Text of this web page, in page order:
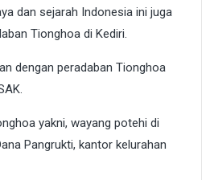
dan sejarah Indonesia ini juga
Tionghoa di Kediri.
dengan peradaban Tionghoa
yakni, wayang potehi di
Pangrukti, kantor kelurahan